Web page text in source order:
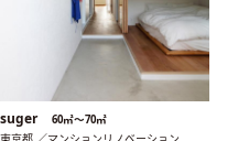
suger 60㎡〜70㎡